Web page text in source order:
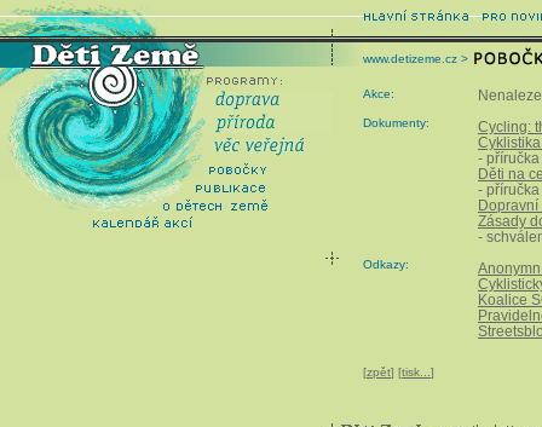
www.detizeme.cz >
Akce:
Dokumenty:
Cycling:
-
Děti na
-
Dopravní
Zásady
-
Odkazy:
Koalice
[zpět] [tisk... ]